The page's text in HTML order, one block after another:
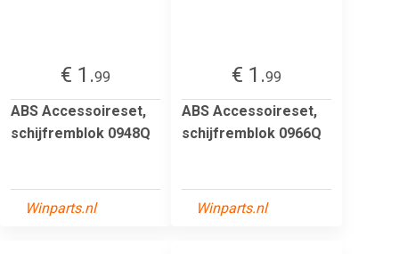
€ 1.99
ABS Accessoireset,
schijfremblok 0948Q
Winparts.nl
€ 1.99
ABS Accessoireset,
schijfremblok 0966Q
Winparts.nl